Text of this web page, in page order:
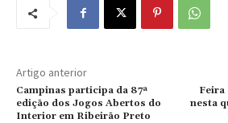
Artigo anterior
Campinas participa da 87ª
edição dos Jogos Abertos do
Interior em Ribeirão Preto
Feira
nesta